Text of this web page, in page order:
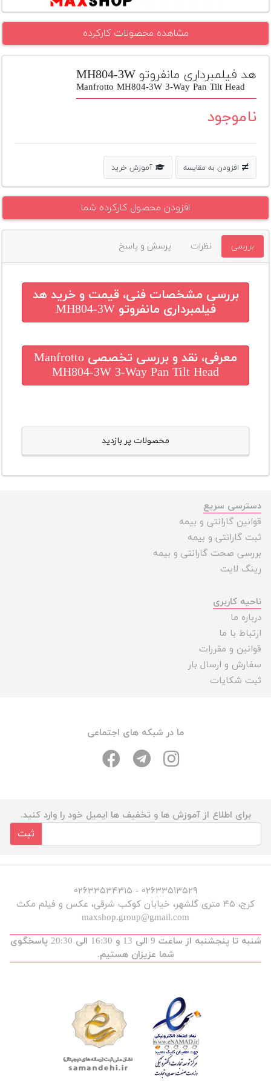
پلاس
افزودن
محصول
دست
دوم
دوربین
بله
مشاهده محصولات کارکرده
هد فیلمبرداری مانفروتو MH804-3W
Manfrotto MH804-3W 3-Way Pan Tilt Head
ناموجود
افزودن به مقایسه آموزش خرید
افزودن محصول کارکرده شما
بررسی نظرات پرسش و پاسخ
بررسی مشخصات فنی، قیمت و خریدهد
فیلمبرداری مانفروتو MH804-3W
معرفی، نقد و بررسی تخصصی Manfrotto
MH804-3W 3-Way Pan Tilt Head
محصولات پر بازدید
دسترسی سریع
قوانین گارانتی و بیمه
ثبت گارانتی و بیمه
بررسی صحت گارانتی و بیمه
رینگ لایت
ناحیه کاربری
درباره ما
ارتباط با ما
قوانین و مقررات
سفارش و ارسال بار
ثبت شکایات
ما در شبکه های اجتماعی
برای اطلاع از آموزش ها و تخفیف ها ایمیل خود را وارد کنید.
ثبت
۰۲۶۳۳۵۱۳۵۲۹ - ۰۲۶۳۳۵۳۴۳۱۵
کرج، ۴۵ متری گلشهر، خیابان کوکب شرقی، عکس و فیلم مکث
maxshop.group@gmail.com
شنبه تا پنجشنبه از ساعت 9 الی 13 و 16:30 الی 20:30 پاسخگوی
شما عزیزان هستیم.